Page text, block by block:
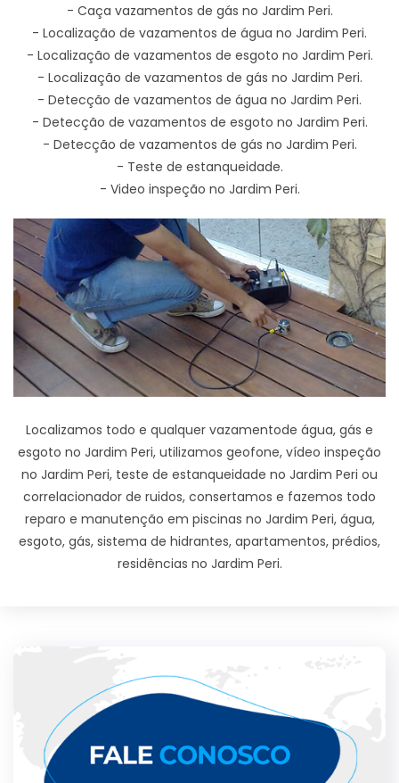
- Caça vazamentos de gás no Jardim Peri.
- Localização de vazamentos de água no Jardim Peri.
- Localização de vazamentos de esgoto no Jardim Peri.
- Localização de vazamentos de gás no Jardim Peri.
- Detecção de vazamentos de água no Jardim Peri.
- Detecção de vazamentos de esgoto no Jardim Peri.
- Detecção de vazamentos de gás no Jardim Peri.
- Teste de estanqueidade.
- Video inspeção no Jardim Peri.
Localizamos todo e qualquer vazamentode água, gás e
esgoto no Jardim Peri, utilizamos geofone, vídeo inspeção
no Jardim Peri, teste de estanqueidade no Jardim Peri ou
correlacionador de ruidos, consertamos e fazemos todo
reparo e manutenção em piscinas no Jardim Peri, água,
esgoto, gás, sistema de hidrantes, apartamentos, prédios,
residências no Jardim Peri.